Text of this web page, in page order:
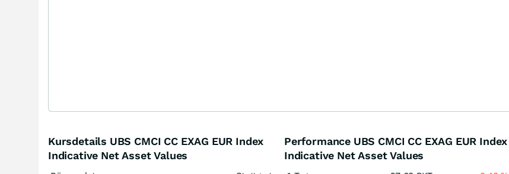
Kursdetails UBS CMCI CC EXAG EUR Index
Indicative Net Asset Values
Performance UBS CMCI CC EXAG EUR Index
Indicative Net Asset Values